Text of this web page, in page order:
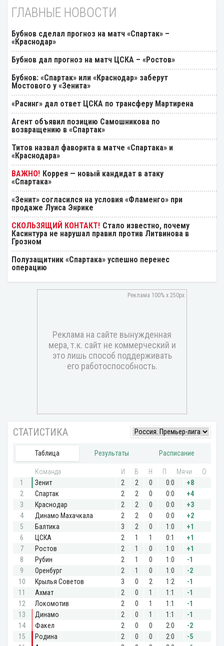
ГЛАВНЫЕ НОВОСТИ
Бубнов сделал прогноз на матч «Спартак» –
«Краснодар»
Бубнов дал прогноз на матч ЦСКА – «Ростов»
Бубнов: «Спартак» или «Краснодар» заберут
Мостового у «Зенита»
«Расинг» дал ответ ЦСКА по трансферу Мартирена
Агент объявил позицию Самошникова по
возвращению в «Спартак»
Титов назвал фаворита в матче «Спартака» и
«Краснодара»
Коррея — новый кандидат в атаку
«Спартака»
«Зенит» согласился на условия «Фламенго» при
продаже Луиса Энрике
Стало известно, почему
Касинтура не нарушал правил против Литвинова в
Грозном
Полузащитник «Спартака» успешно перенес
операцию